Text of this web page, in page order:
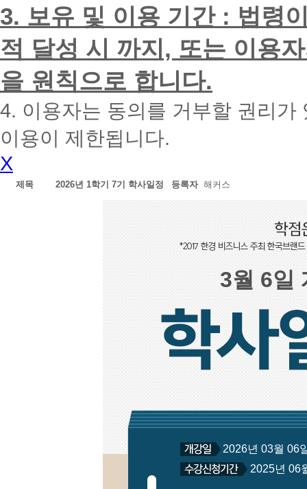
리
겠
습
니
다.
3. 보유 및 이용 기간 : 법령
적 달성 시 까지, 또는 이용
을 원칙으로 합니다.
4. 이용자는 동의를 거부할 권리
이용이 제한됩니다.
X
제목 2026년 1학기 7기 학사일정 등록자 해커스